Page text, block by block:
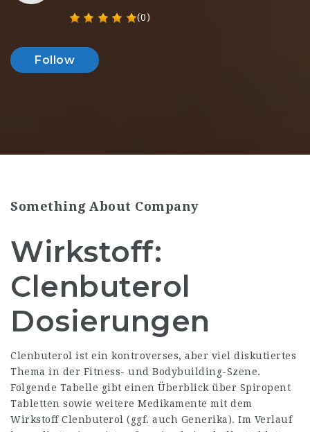
(0)
Follow
Something About Company
Wirkstoff:
Clenbuterol
Dosierungen
Clenbuterol ist ein kontroverses, aber viel diskutiertes
Thema in der Fitness- und Bodybuilding-Szene.
Folgende Tabelle gibt einen Überblick über Spiropent
Tabletten sowie weitere Medikamente mit dem
Wirkstoff Clenbuterol (ggf. auch Generika). Im Verlauf